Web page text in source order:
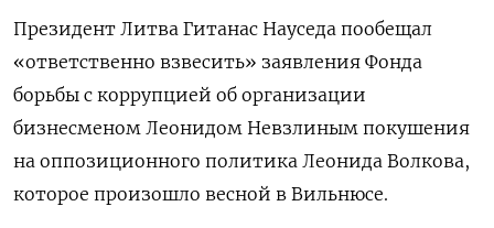
Президент Литва Гитанас Науседа пообещал
«ответственно взвесить» заявления Фонда
борьбы с коррупцией об организации
бизнесменом Леонидом Невзлиным покушения
на оппозиционного политика Леонида Волкова,
которое произошло весной в Вильнюсе.